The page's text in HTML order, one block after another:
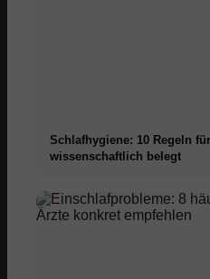
Schlafhygiene: 10 Regeln
wissenschaftlich belegt